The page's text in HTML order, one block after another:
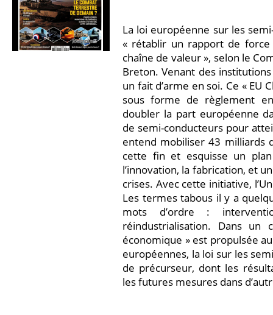
La loi européenne sur les
« rétablir un rapport de force
chaîne de valeur », selon le
Breton. Venant des
un fait d’arme en soi. Ce « EU
sous forme de règlement
doubler la part européenne
de semi-conducteurs pour
entend mobiliser 43 milliards
cette fin et esquisse un
l’innovation, la fabrication, et
crises. Avec cette initiative,
Les termes tabous il y a
mots d’ordre :
réindustrialisation. Dans
économique » est propulsée
européennes, la loi sur les
de précurseur, dont les
les futures mesures dans